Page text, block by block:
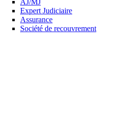
AJ/MJ
Expert Judiciaire
Assurance
Société de recouvrement